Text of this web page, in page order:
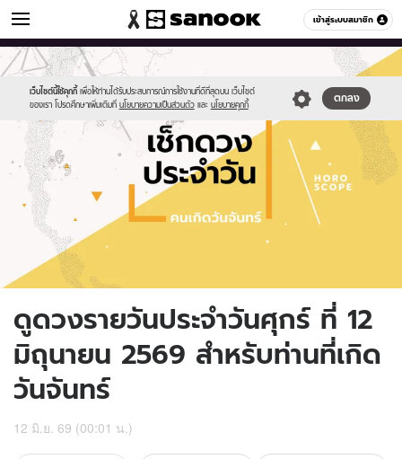
เข้าสู่ระบบสมาชิก
ดูดวง หมวดอื่นๆ
เว็บไซต์นี้ใช้คุกกี้ เพื่อให้ท่านได้รับประสบการณ์การใช้งานที่ดีที่สุดบน เว็บไซต์
ของเรา โปรดศึกษาเพิ่มเติมที่ นโยบายความเป็นส่วนตัว และ นโยบายคุกกี้
ตกลง
Sanook
//s.isanook.com/sr/0/images/logo-
new-
sanook.png
600
60
//s.isanook.com/ho/0/ud/fxd/day/daily-
horoscope-
monday.jpg
ดูดวงรายวันประจำวันศุกร์ ที่ 12
มิถุนายน 2569 สำหรับท่านที่เกิด
วันจันทร์
12 มิ.ย. 69 (00:01 น.)